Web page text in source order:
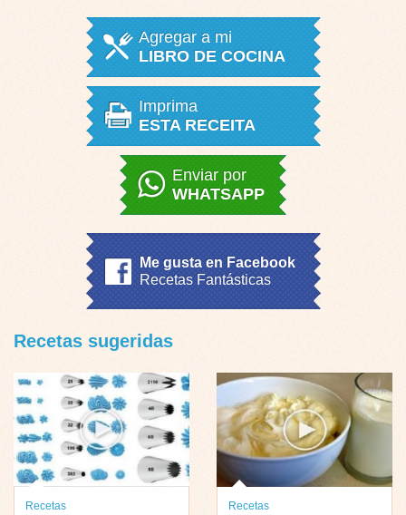
Agregar a mi
LIBRO DE COCINA
Imprima
ESTA RECEITA
Enviar por
WHATSAPP
Me gusta en Facebook
Recetas Fantásticas
Recetas sugeridas
Recetas
Recetas